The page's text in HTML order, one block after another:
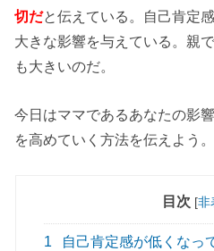
切だと伝えている。自己肯定
大きな影響を与えている。親
も大きいのだ。
今日はママであるあなたの影
を高めていく方法を伝えよう。
目次 [非
1
自己肯定感が低くなっ